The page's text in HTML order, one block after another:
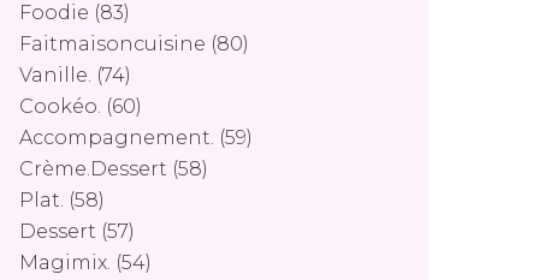
Foodie (83)
Faitmaisoncuisine (80)
Vanille. (74)
Cookéo. (60)
Accompagnement. (59)
Crème.dessert (58)
Plat. (58)
Dessert (57)
Magimix. (54)